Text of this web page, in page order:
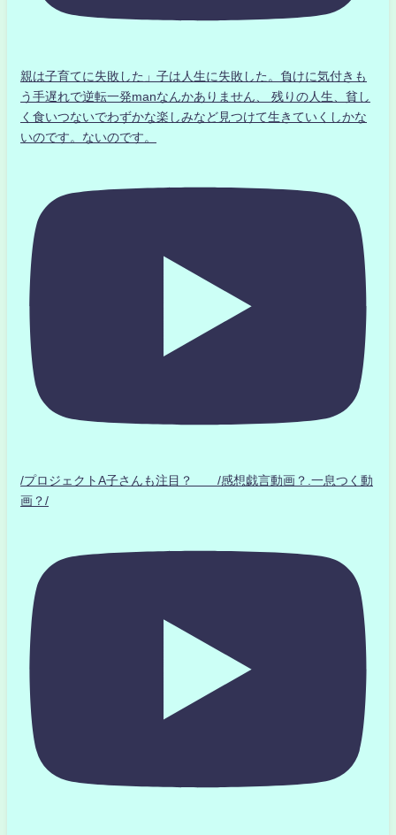
親は子育てに失敗した」子は人生に失敗した。負けに気付きも
う手遅れで逆転一発manなんかありません、 残りの人生、貧し
く食いつないでわずかな楽しみなど見つけて生きていくしかな
いのです。ないのです。
/プロジェクトA子さんも注目？ /感想戯言動画？.一息つく動
画？/